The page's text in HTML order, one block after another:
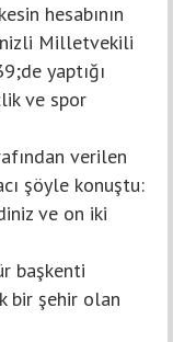
hesabının
Milletvekili
yaptığı
ve spor
verilen
şöyle konuştu:
ve on iki
başkenti
bir şehir olan